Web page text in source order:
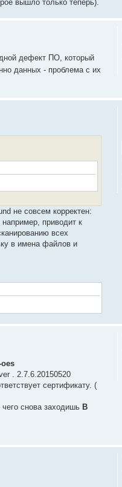
вышло только теперь).
дефект ПО, который
данных - проблема с их
не совсем корректен:
приводит к
всех
в имена файлов и
. 2.7.6.20150520
сертификату. (
снова заходишь В